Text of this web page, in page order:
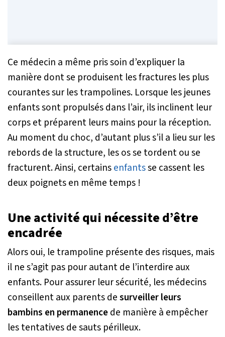
Ce médecin a même pris soin d’expliquer la
manière dont se produisent les fractures les plus
courantes sur les trampolines. Lorsque les jeunes
enfants sont propulsés dans l’air, ils inclinent leur
corps et préparent leurs mains pour la réception.
Au moment du choc, d’autant plus s’il a lieu sur les
rebords de la structure, les os se tordent ou se
fracturent. Ainsi, certainsenfantsse cassent les
deux poignets en même temps !
Une activité qui nécessite d’être
encadrée
Alors oui, le trampoline présente des risques, mais
il ne s’agit pas pour autant de l’interdire aux
enfants. Pour assurer leur sécurité, les médecins
conseillent aux parents desurveiller leurs
bambins en permanencede manière à empêcher
les tentatives de sauts périlleux.